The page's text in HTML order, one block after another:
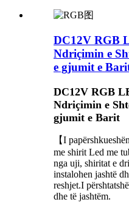
DC12V RGB
Ndriçimin e
e gjumit e
DC12V RGB
Ndriçimin e
gjumit e Barit
【I
me shirit Led me
nga uji, shiritat e
instalohen jashtë
reshjet.I
dhe të jashtëm.